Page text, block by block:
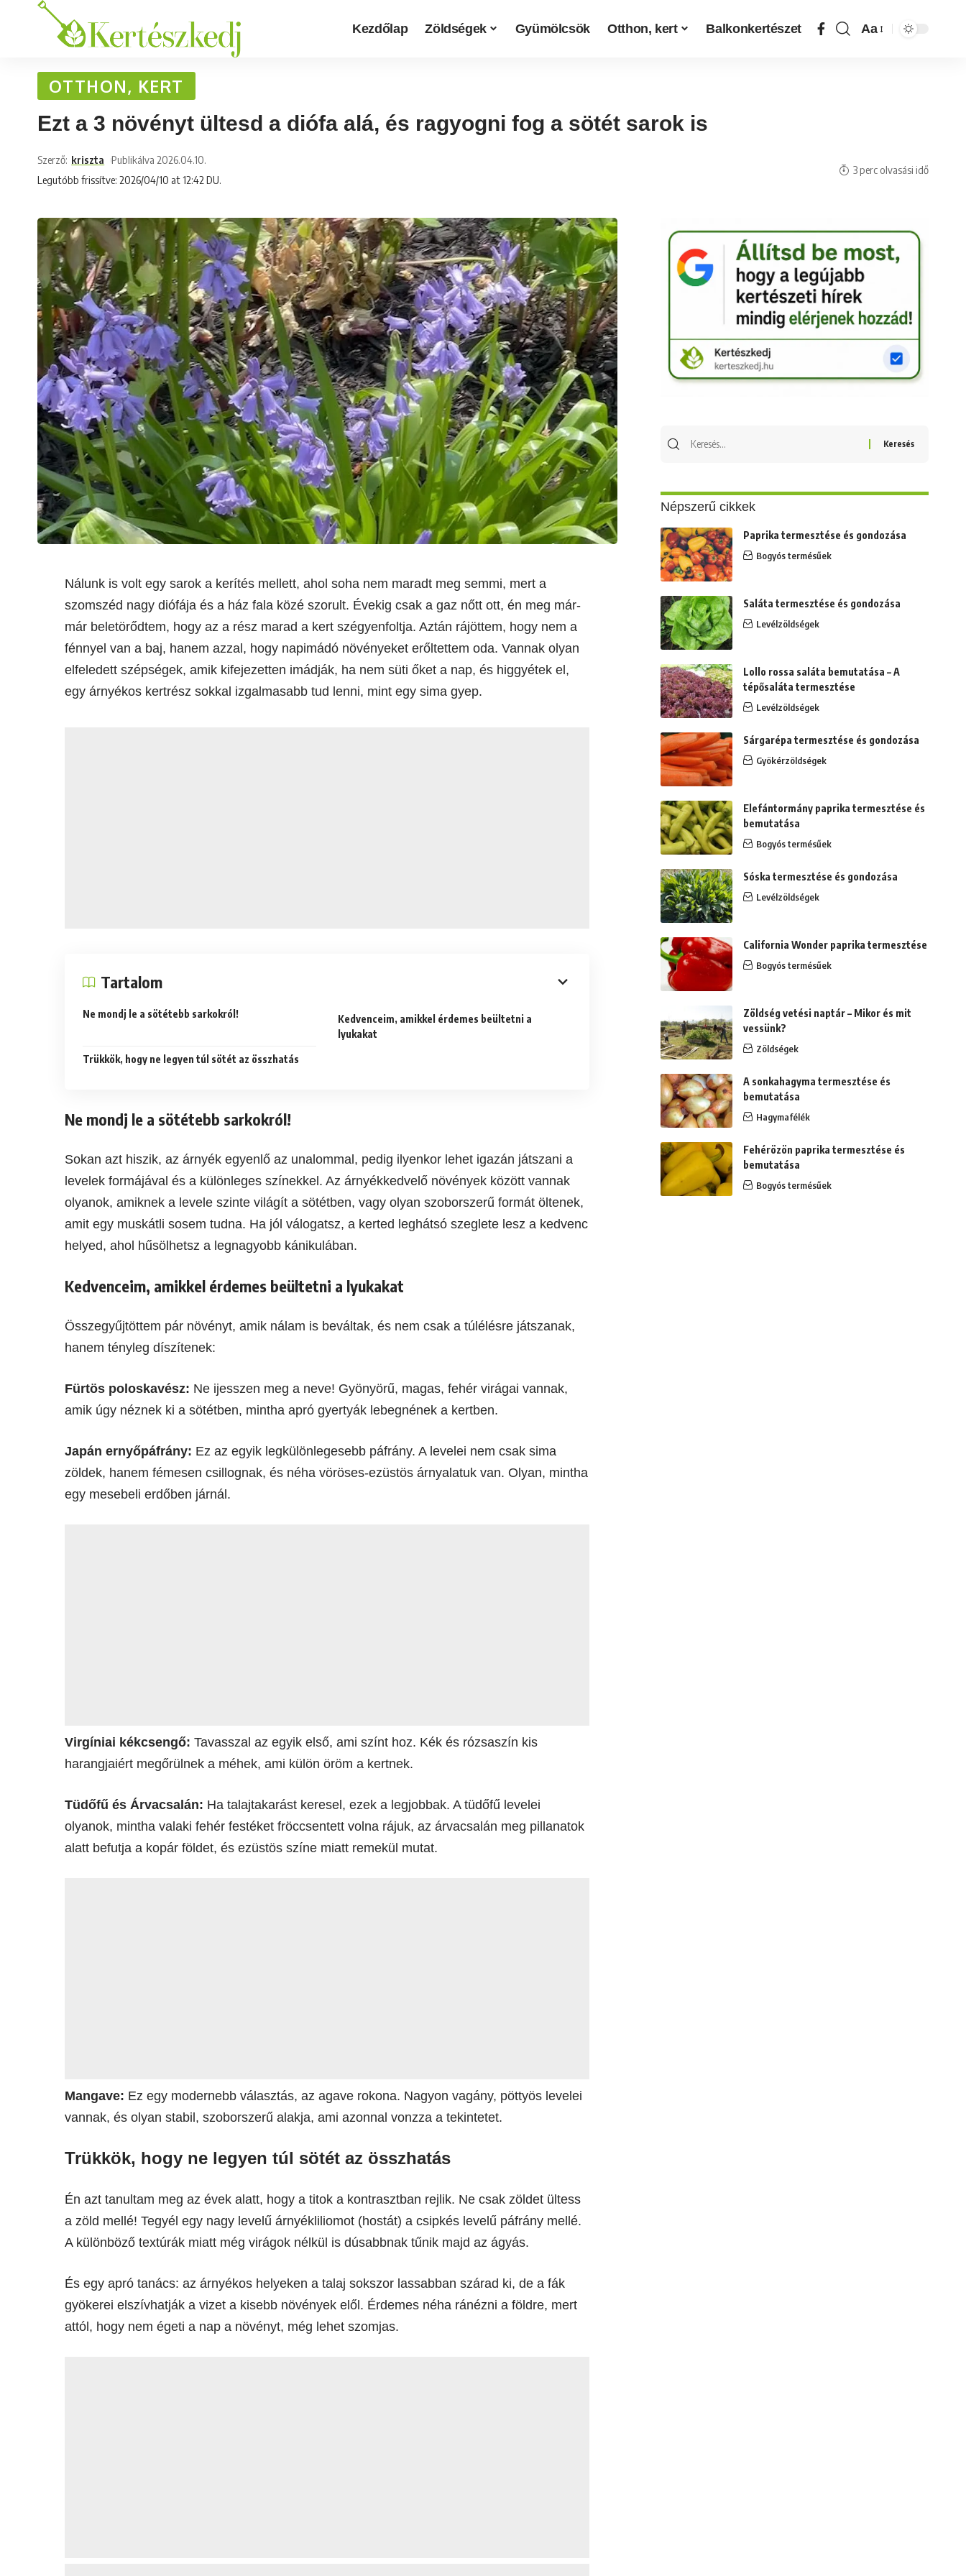
Kezdőlap Zöldségek Gyümölcsök Otthon, kert Balkonkertészet Aa
OTTHON, KERT
Ezt a 3 növényt ültesd a diófa alá, és ragyogni fog a sötét sarok is
Legutóbb frissítve: 2026/04/10 at 12:42 DU.
Szerző: kriszta Publikálva 2026.04.10.
3 perc olvasási idő
Nálunk is volt egy sarok a kerítés mellett, ahol soha nem maradt meg semmi, mert a
szomszéd nagy diófája és a ház fala közé szorult. Évekig csak a gaz nőtt ott, én meg már-
már beletörődtem, hogy az a rész marad a kert szégyenfoltja. Aztán rájöttem, hogy nem a
fénnyel van a baj, hanem azzal, hogy napimádó növényeket erőltettem oda. Vannak olyan
elfeledett szépségek, amik kifejezetten imádják, ha nem süti őket a nap, és higgyétek el,
egy árnyékos kertrész sokkal izgalmasabb tud lenni, mint egy sima gyep.
Tartalom
Ne mondj le a sötétebb sarkokról!
Kedvenceim, amikkel érdemes beültetni a
lyukakat
Trükkök, hogy ne legyen túl sötét az összhatás
Ne mondj le a sötétebb sarkokról!
Sokan azt hiszik, az árnyék egyenlő az unalommal, pedig ilyenkor lehet igazán játszani a
levelek formájával és a különleges színekkel. Az árnyékkedvelő növények között vannak
olyanok, amiknek a levele szinte világít a sötétben, vagy olyan szoborszerű formát öltenek,
amit egy muskátli sosem tudna. Ha jól válogatsz, a kerted leghátsó szeglete lesz a kedvenc
helyed, ahol hűsölhetsz a legnagyobb kánikulában.
Kedvenceim, amikkel érdemes beültetni a lyukakat
Összegyűjtöttem pár növényt, amik nálam is beváltak, és nem csak a túlélésre játszanak,
hanem tényleg díszítenek:
Fürtös poloskavész: Ne ijesszen meg a neve! Gyönyörű, magas, fehér virágai vannak,
amik úgy néznek ki a sötétben, mintha apró gyertyák lebegnének a kertben.
Japán ernyőpáfrány: Ez az egyik legkülönlegesebb páfrány. A levelei nem csak sima
zöldek, hanem fémesen csillognak, és néha vöröses-ezüstös árnyalatuk van. Olyan, mintha
egy mesebeli erdőben járnál.
Virgíniai kékcsengő: Tavasszal az egyik első, ami színt hoz. Kék és rózsaszín kis
harangjaiért megőrülnek a méhek, ami külön öröm a kertnek.
Tüdőfű és Árvacsalán: Ha talajtakarást keresel, ezek a legjobbak. A tüdőfű levelei
olyanok, mintha valaki fehér festéket fröccsentett volna rájuk, az árvacsalán meg pillanatok
alatt befutja a kopár földet, és ezüstös színe miatt remekül mutat.
Mangave: Ez egy modernebb választás, az agave rokona. Nagyon vagány, pöttyös levelei
vannak, és olyan stabil, szoborszerű alakja, ami azonnal vonzza a tekintetet.
Trükkök, hogy ne legyen túl sötét az összhatás
Én azt tanultam meg az évek alatt, hogy a titok a kontrasztban rejlik. Ne csak zöldet ültess
a zöld mellé! Tegyél egy nagy levelű árnyékliliomot (hostát) a csipkés levelű páfrány mellé.
A különböző textúrák miatt még virágok nélkül is dúsabbnak tűnik majd az ágyás.
És egy apró tanács: az árnyékos helyeken a talaj sokszor lassabban szárad ki, de a fák
gyökerei elszívhatják a vizet a kisebb növények elől. Érdemes néha ránézni a földre, mert
attól, hogy nem égeti a nap a növényt, még lehet szomjas.
Népszerű cikkek
Paprika termesztése és gondozása
Bogyós termésűek
Saláta termesztése és gondozása
Levélzöldségek
Lollo rossa saláta bemutatása – A
tépősaláta termesztése
Levélzöldségek
Sárgarépa termesztése és gondozása
Gyökérzöldségek
Elefántormány paprika termesztése és
bemutatása
Bogyós termésűek
Sóska termesztése és gondozása
Levélzöldségek
California Wonder paprika termesztése
Bogyós termésűek
Zöldség vetési naptár – Mikor és mit
vessünk?
Zöldségek
A sonkahagyma termesztése és
bemutatása
Hagymafélék
Fehérözön paprika termesztése és
bemutatása
Bogyós termésűek